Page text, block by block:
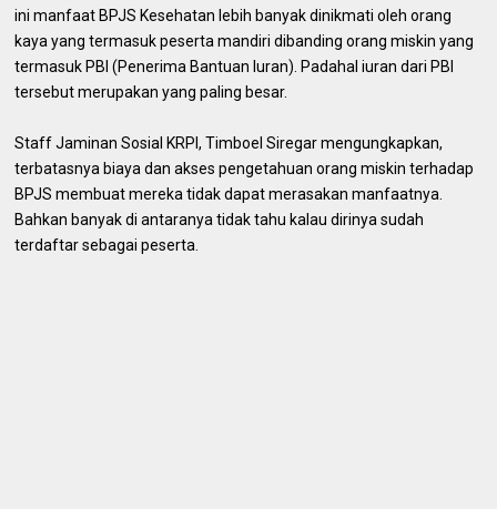
ini manfaat BPJS Kesehatan lebih banyak dinikmati oleh orang
kaya yang termasuk peserta mandiri dibanding orang miskin yang
termasuk PBI (Penerima Bantuan Iuran). Padahal iuran dari PBI
tersebut merupakan yang paling besar.
Staff Jaminan Sosial KRPI, Timboel Siregar mengungkapkan,
terbatasnya biaya dan akses pengetahuan orang miskin terhadap
BPJS membuat mereka tidak dapat merasakan manfaatnya.
Bahkan banyak di antaranya tidak tahu kalau dirinya sudah
terdaftar sebagai peserta.